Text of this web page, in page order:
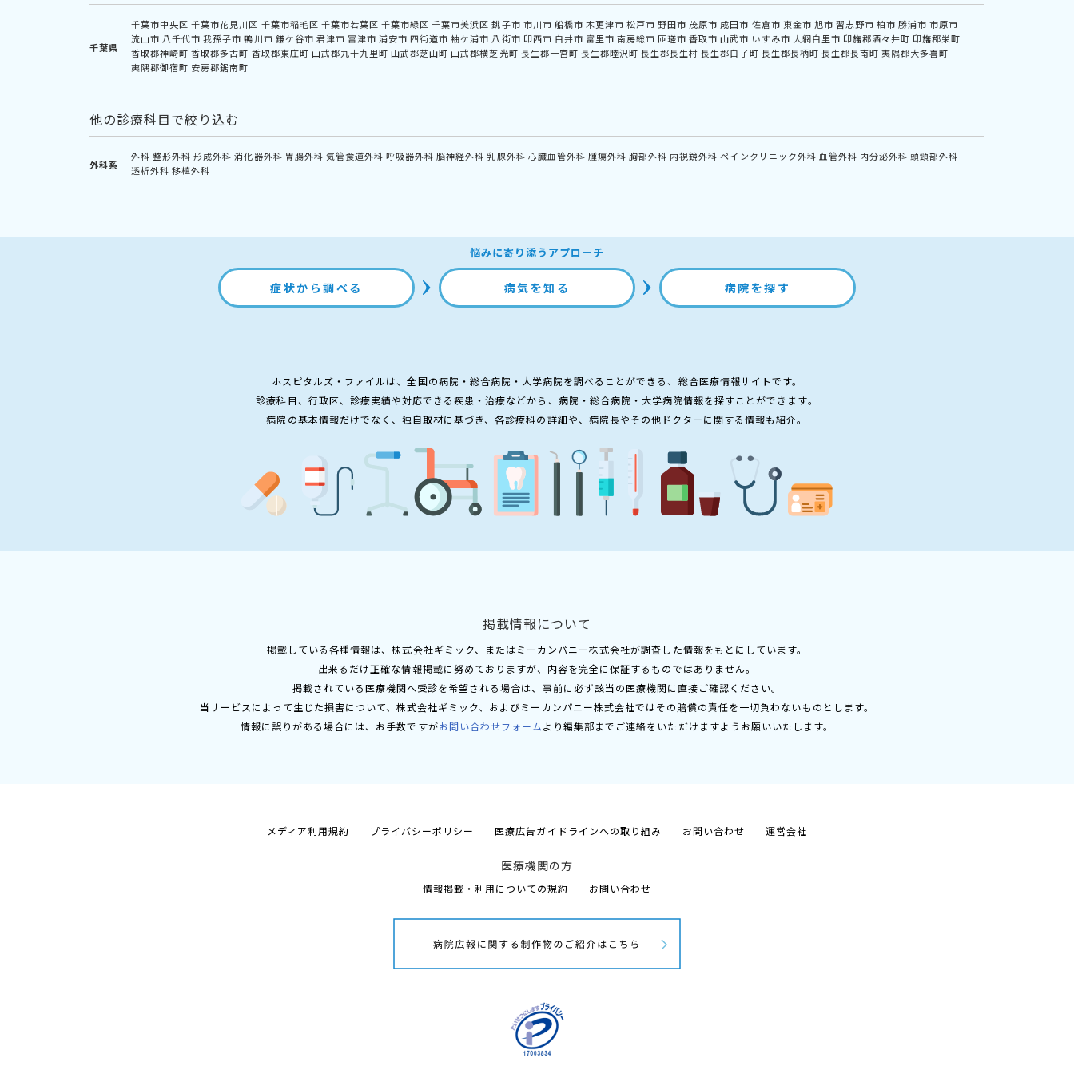
千葉県
千葉市中央区 千葉市花見川区 千葉市稲毛区 千葉市若葉区 千葉市緑区 千葉市美浜区 銚子市 市川市 船橋市 木更津市 松戸市 野田市 茂原市 成田市 佐倉市 東金市 旭市 習志野市 柏市 勝浦市 市原市
流山市 八千代市 我孫子市 鴨川市 鎌ケ谷市 君津市 富津市 浦安市 四街道市 袖ケ浦市 八街市 印西市 白井市 富里市 南房総市 匝瑳市 香取市 山武市 いすみ市 大網白里市 印旛郡酒々井町 印旛郡栄町
香取郡神崎町 香取郡多古町 香取郡東庄町 山武郡九十九里町 山武郡芝山町 山武郡横芝光町 長生郡一宮町 長生郡睦沢町 長生郡長生村 長生郡白子町 長生郡長柄町 長生郡長南町 夷隅郡大多喜町
夷隅郡御宿町 安房郡鋸南町
他の診療科目で絞り込む
外科系
外科 整形外科 形成外科 消化器外科 胃腸外科 気管食道外科 呼吸器外科 脳神経外科 乳腺外科 心臓血管外科 腫瘍外科 胸部外科 内視鏡外科 ペインクリニック外科 血管外科 内分泌外科 頭頸部外科
透析外科 移植外科
悩みに寄り添うアプローチ
症状から調べる 病気を知る 病院を探す
ホスピタルズ・ファイルは、全国の病院・総合病院・大学病院を調べることができる、総合医療情報サイトです。
診療科目、行政区、診療実績や対応できる疾患・治療などから、病院・総合病院・大学病院情報を探すことができます。
病院の基本情報だけでなく、独自取材に基づき、各診療科の詳細や、病院長やその他ドクターに関する情報も紹介。
掲載情報について
掲載している各種情報は、株式会社ギミック、またはミーカンパニー株式会社が調査した情報をもとにしています。
出来るだけ正確な情報掲載に努めておりますが、内容を完全に保証するものではありません。
掲載されている医療機関へ受診を希望される場合は、事前に必ず該当の医療機関に直接ご確認ください。
当サービスによって生じた損害について、株式会社ギミック、およびミーカンパニー株式会社ではその賠償の責任を一切負わないものとします。
情報に誤りがある場合には、お手数ですがお問い合わせフォームより編集部までご連絡をいただけますようお願いいたします。
メディア利用規約 プライバシーポリシー 医療広告ガイドラインへの取り組み お問い合わせ 運営会社
医療機関の方
情報掲載・利用についての規約 お問い合わせ